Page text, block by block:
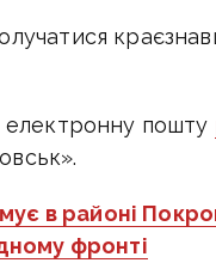
електронну пошту
в районі
фронті